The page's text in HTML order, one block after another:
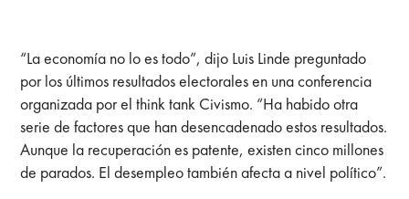
“La economía no lo es todo”, dijo Luis Linde preguntado
por los últimos resultados electorales en una conferencia
organizada por el think tank Civismo. “Ha habido otra
serie de factores que han desencadenado estos resultados.
Aunque la recuperación es patente, existen cinco millones
de parados. El desempleo también afecta a nivel político”.